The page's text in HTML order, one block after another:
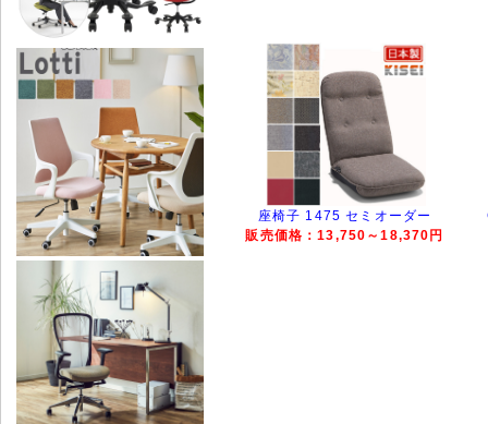
座椅子 1475 セミオーダー
販売価格：13,750～18,370円